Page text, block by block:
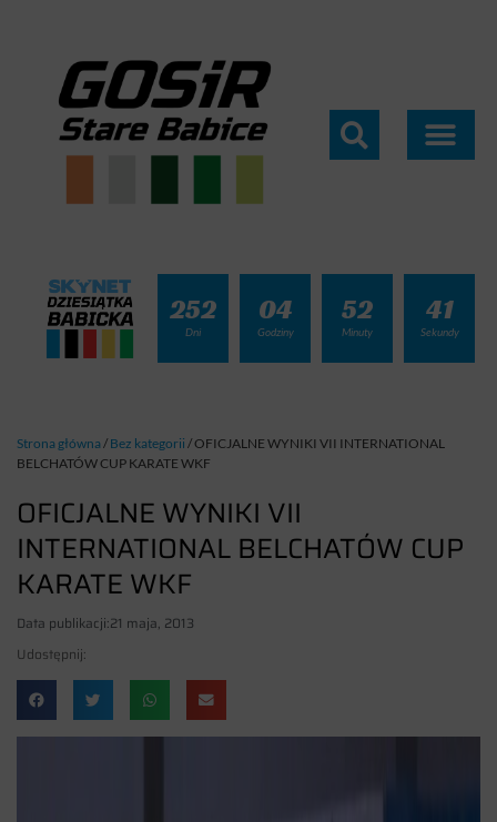
252
Dni
04
Godziny
52
Minuty
39
Sekundy
Strona główna/ Bez kategorii /OFICJALNE WYNIKI VII INTERNATIONAL
BELCHATÓW CUP KARATE WKF
OFICJALNE WYNIKI VII
INTERNATIONAL BELCHATÓW CUP
KARATE WKF
Data publikacji:21 maja, 2013
Udostępnij: